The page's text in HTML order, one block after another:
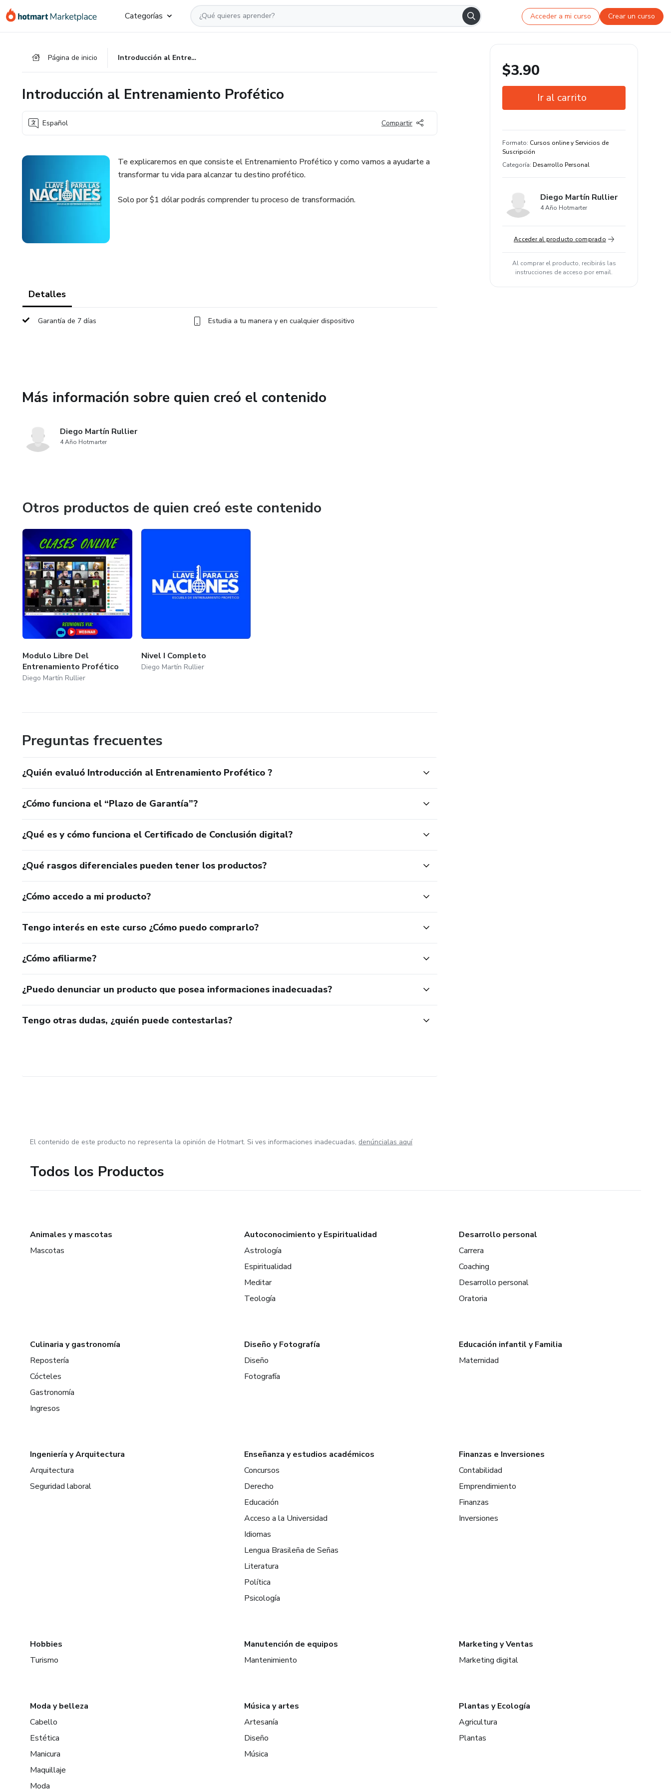
Categorías Acceder a mi curso Crear un curso
Página de inicio Introducción al Entrenamiento Profético
Introducción al Entrenamiento Profético
Español Compartir
Te explicaremos en que consiste el Entrenamiento Profético y como vamos a ayudarte a
transformar tu vida para alcanzar tu destino profético.
Solo por $1 dólar podrás comprender tu proceso de transformación.
Detalles
Garantía de 7 días Estudia a tu manera y en cualquier dispositivo
Más información sobre quien creó el contenido
Diego Martín Rullier
4 Año Hotmarter
Otros productos de quien creó este contenido
Modulo Libre Del
Entrenamiento Profético
Diego Martín Rullier
Nivel I Completo
Diego Martín Rullier
Preguntas frecuentes
¿Quién evaluó Introducción al Entrenamiento Profético ?
¿Cómo funciona el “Plazo de Garantía”?
¿Qué es y cómo funciona el Certificado de Conclusión digital?
¿Qué rasgos diferenciales pueden tener los productos?
¿Cómo accedo a mi producto?
Tengo interés en este curso ¿Cómo puedo comprarlo?
¿Cómo afiliarme?
¿Puedo denunciar un producto que posea informaciones inadecuadas?
Tengo otras dudas, ¿quién puede contestarlas?
$3.90
Ir al carrito
Estudia a tu manera y en cualquier
dispositivo
Formato: Cursos online y Servicios de
Suscripción
Categoría: Desarrollo Personal
Diego Martín Rullier
4 Año Hotmarter
Acceder al producto comprado
Al comprar el producto, recibirás las
instrucciones de acceso por email.
El contenido de este producto no representa la opinión de Hotmart. Si ves informaciones inadecuadas, denúncialas aquí
Todos los Productos
Animales y mascotas
Mascotas
Autoconocimiento y Espiritualidad
Astrología
Espiritualidad
Meditar
Teología
Desarrollo personal
Carrera
Coaching
Desarrollo personal
Oratoria
Culinaria y gastronomía
Repostería
Cócteles
Gastronomía
Ingresos
Diseño y Fotografía
Diseño
Fotografía
Educación infantil y Familia
Maternidad
Ingeniería y Arquitectura
Arquitectura
Seguridad laboral
Enseñanza y estudios académicos
Concursos
Derecho
Educación
Acceso a la Universidad
Idiomas
Lengua Brasileña de Señas
Literatura
Política
Psicología
Finanzas e Inversiones
Contabilidad
Emprendimiento
Finanzas
Inversiones
Hobbies
Turismo
Manutención de equipos
Mantenimiento
Marketing y Ventas
Marketing digital
Moda y belleza
Cabello
Estética
Manicura
Maquillaje
Moda
Música y artes
Artesanía
Diseño
Música
Plantas y Ecología
Agricultura
Plantas